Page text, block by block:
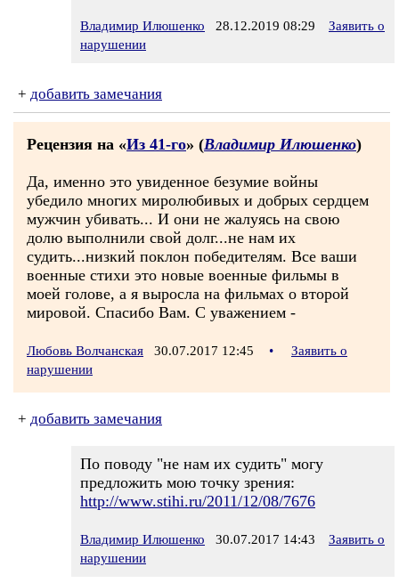
Владимир Илюшенко 28.12.2019 08:29
Заявить о
нарушении
+ добавить замечания
Рецензия на «Из 41-го» (Владимир Илюшенко)
Да, именно это увиденное безумие войны
убедило многих миролюбивых и добрых сердцем
мужчин убивать... И они не жалуясь на свою
долю выполнили свой долг...не нам их
судить...низкий поклон победителям. Все ваши
военные стихи это новые военные фильмы в
моей голове, а я выросла на фильмах о второй
мировой. Спасибо Вам. С уважением -
Любовь Волчанская 30.07.2017 12:45 •
Заявить о
нарушении
+ добавить замечания
По поводу "не нам их судить" могу
предложить мою точку зрения:
http://www.stihi.ru/2011/12/08/7676
Владимир Илюшенко 30.07.2017 14:43
Заявить о
нарушении